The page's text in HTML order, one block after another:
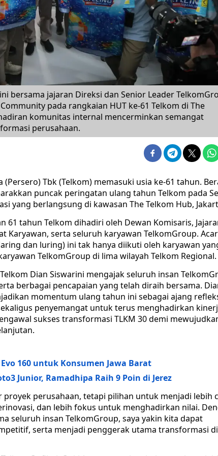
bersama jajaran Direksi dan Senior Leader
pada rangkaian HUT ke-61 Telkom di The
komunitas internal mencerminkan semangat
perusahaan.
(Persero) Tbk (Telkom) memasuki usia ke-61 tahun.
puncak peringatan ulang tahun Telkom pada
yang berlangsung di kawasan The Telkom Hub,
61 tahun Telkom dihadiri oleh Dewan Komisaris,
Karyawan, serta seluruh karyawan TelkomGroup.
dan luring) ini tak hanya diikuti oleh karyawan
TelkomGroup di lima wilayah Telkom Regional.
Dian Siswarini mengajak seluruh insan
berbagai pencapaian yang telah diraih bersama.
momentum ulang tahun ini sebagai ajang
penyemangat untuk terus menghadirkan
sukses transformasi TLKM 30 demi
160 untuk Konsumen Jawa Barat
Junior, Ramadhipa Raih 9 Poin di Jerez
proyek perusahaan, tetapi pilihan untuk menjadi lebih
dan lebih fokus untuk menghadirkan nilai.
seluruh insan TelkomGroup, saya yakin kita dapat
serta menjadi penggerak utama transformasi